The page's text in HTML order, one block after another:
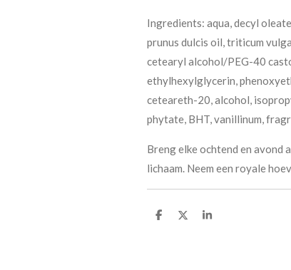
Ingredients: aqua, decyl
prunus dulcis oil, triticum
cetearyl alcohol/PEG-40
ethylhexylglycerin,
ceteareth-20, alcohol,
phytate, BHT, vanillinum,
Breng elke ochtend en avond
lichaam. Neem een royale
D
D
S